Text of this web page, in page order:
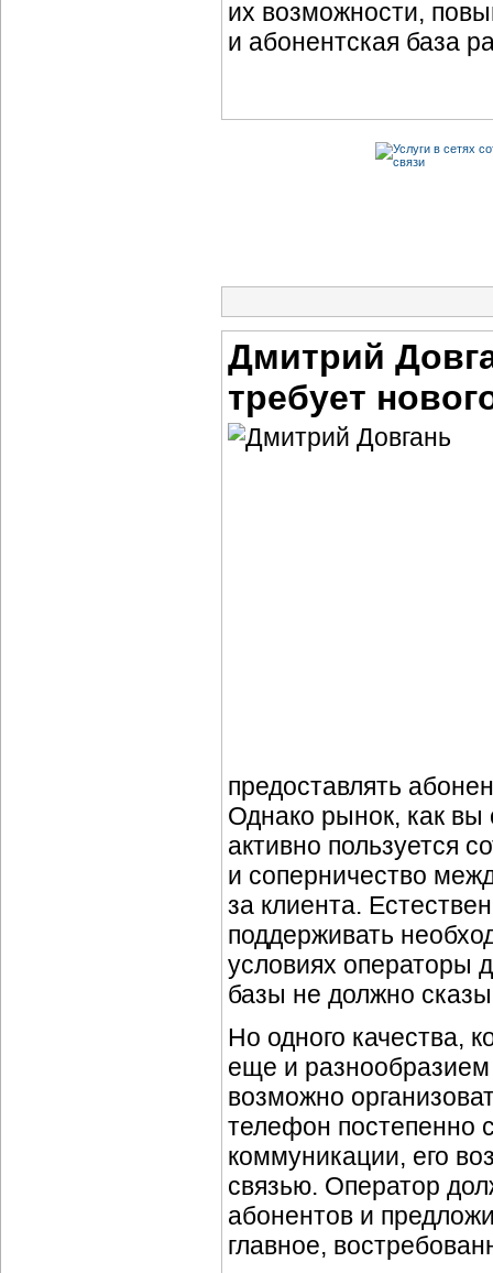
их возможности,
и абонентская база
Дмитрий
требует
предоставлять
Однако рынок, как вы
активно пользуется
и соперничество
за клиента.
поддерживать
условиях операторы
базы не должно
Но одного качества,
еще и
возможно
телефон постепенно
коммуникации, его
связью. Оператор
абонентов и
главное,